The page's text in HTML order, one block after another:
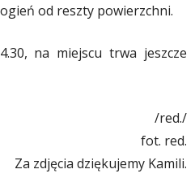
od reszty powierzchni.
na miejscu trwa jeszcze
/red./
fot. red.
Za zdjęcia dziękujemy Kamili.